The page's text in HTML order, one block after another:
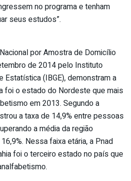
no programa e tenham
seus estudos”.
por Amostra de Domicílio
de 2014 pelo Instituto
Estatística (IBGE), demonstram a
foi o estado do Nordeste que mais
em 2013. Segundo a
a taxa de 14,9% entre pessoas
a média da região
Nessa faixa etária, a Pnad
foi o terceiro estado no país que